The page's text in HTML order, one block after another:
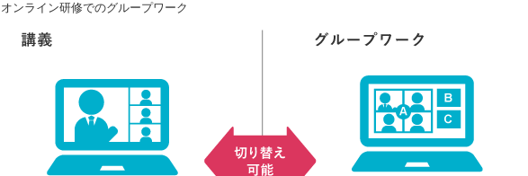
オンライン研修でのグループワーク